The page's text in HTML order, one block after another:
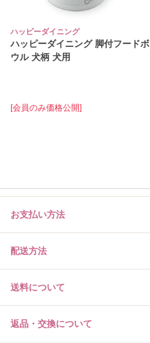
ハッピーダイニング
ハッピーダイニング 脚付フードボ
ウル 犬柄 犬用
[会員のみ価格公開]
お支払い方法
配送方法
送料について
返品・交換について